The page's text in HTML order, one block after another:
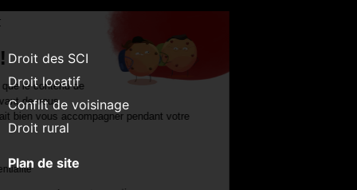
Droit des SCI
Droit locatif
Conflit de voisinage
Droit rural
Plan de site
les Cookies !
On a attendu d'être sûrs que le contenu de
ce site vous intéresse avant de vous
déranger, mais on aimerait bien vous accompagner pendant votre
visite...
Lire la politique de confidentialité